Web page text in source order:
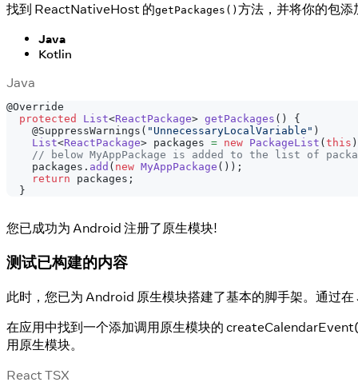
找到 ReactNativeHost 的getPackages() 方法，并将你的包添
Java
Kotlin
Java
@Override
protected
List<ReactPackage> getPackages ( )
{
@SuppressWarnings ( "UnnecessaryLocalVariable" )
List<ReactPackage> packages = new PackageList ( this )
// below MyAppPackage is added to the list of
    packages
. add ( new MyAppPackage ( ) ) ;
return packages ;
}
您已成功为 Android 注册了原生模块!
测试已构建的内容
此时，您已为 Android 原生模块搭建了基本的脚手架。通过
在应用中找到一个添加调用原生模块的
用原生模块。
React TSX